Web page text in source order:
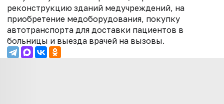
реконструкцию зданий медучреждений, на
приобретение медоборудования, покупку
автотранспорта для доставки пациентов в
больницы и выезда врачей на вызовы.